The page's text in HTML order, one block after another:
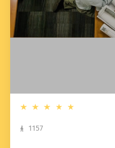
1157